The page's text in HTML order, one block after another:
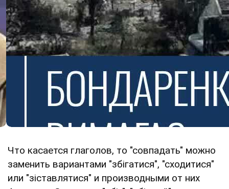
Что касается глаголов, то "совпадать" можно
заменить вариантами "збігатися", "сходитися"
или "зіставлятися" и производными от них